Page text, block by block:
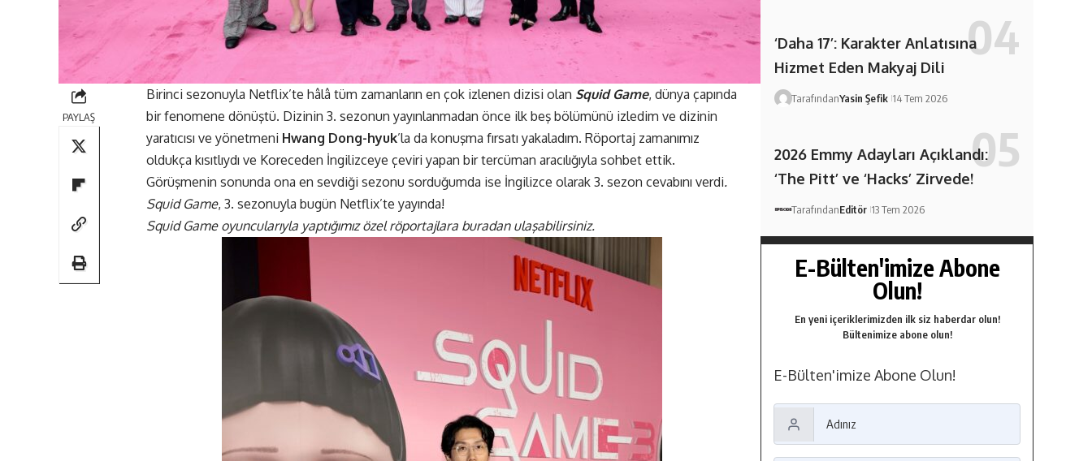
PAYLAŞ
Birinci sezonuyla Netflix’te hâlâ tüm zamanların en çok izlenen dizisi olan Squid Game, dünya çapında
bir fenomene dönüştü. Dizinin 3. sezonun yayınlanmadan önce ilk beş bölümünü izledim ve dizinin
yaratıcısı ve yönetmeni Hwang Dong-hyuk’la da konuşma fırsatı yakaladım. Röportaj zamanımız
oldukça kısıtlıydı ve Koreceden İngilizceye çeviri yapan bir tercüman aracılığıyla sohbet ettik.
Görüşmenin sonunda ona en sevdiği sezonu sorduğumda ise İngilizce olarak 3. sezon cevabını verdi.
Squid Game, 3. sezonuyla bugün Netflix’te yayında!
Squid Game oyuncularıyla yaptığımız özel röportajlara buradan ulaşabilirsiniz.
‘Daha 17’: Karakter Anlatısına
Hizmet Eden Makyaj Dili
TarafındanYasin Şefik 14 Tem 2026
2026 Emmy Adayları Açıklandı:
‘The Pitt’ ve ‘Hacks’ Zirvede!
TarafındanEditör 13 Tem 2026
E-Bülten'imize Abone
Olun!
En yeni içeriklerimizden ilk siz haberdar olun!
Bültenimize abone olun!
E-Bülten'imize Abone Olun!